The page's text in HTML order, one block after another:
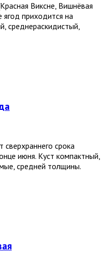
Виксне, Вишнёвая
ягод приходится на
среднераскидистый,
срока
июня. Куст компактный,
средней толщины.